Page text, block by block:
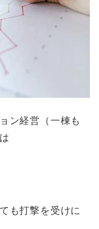
ン経営（一棟も
も打撃を受けに